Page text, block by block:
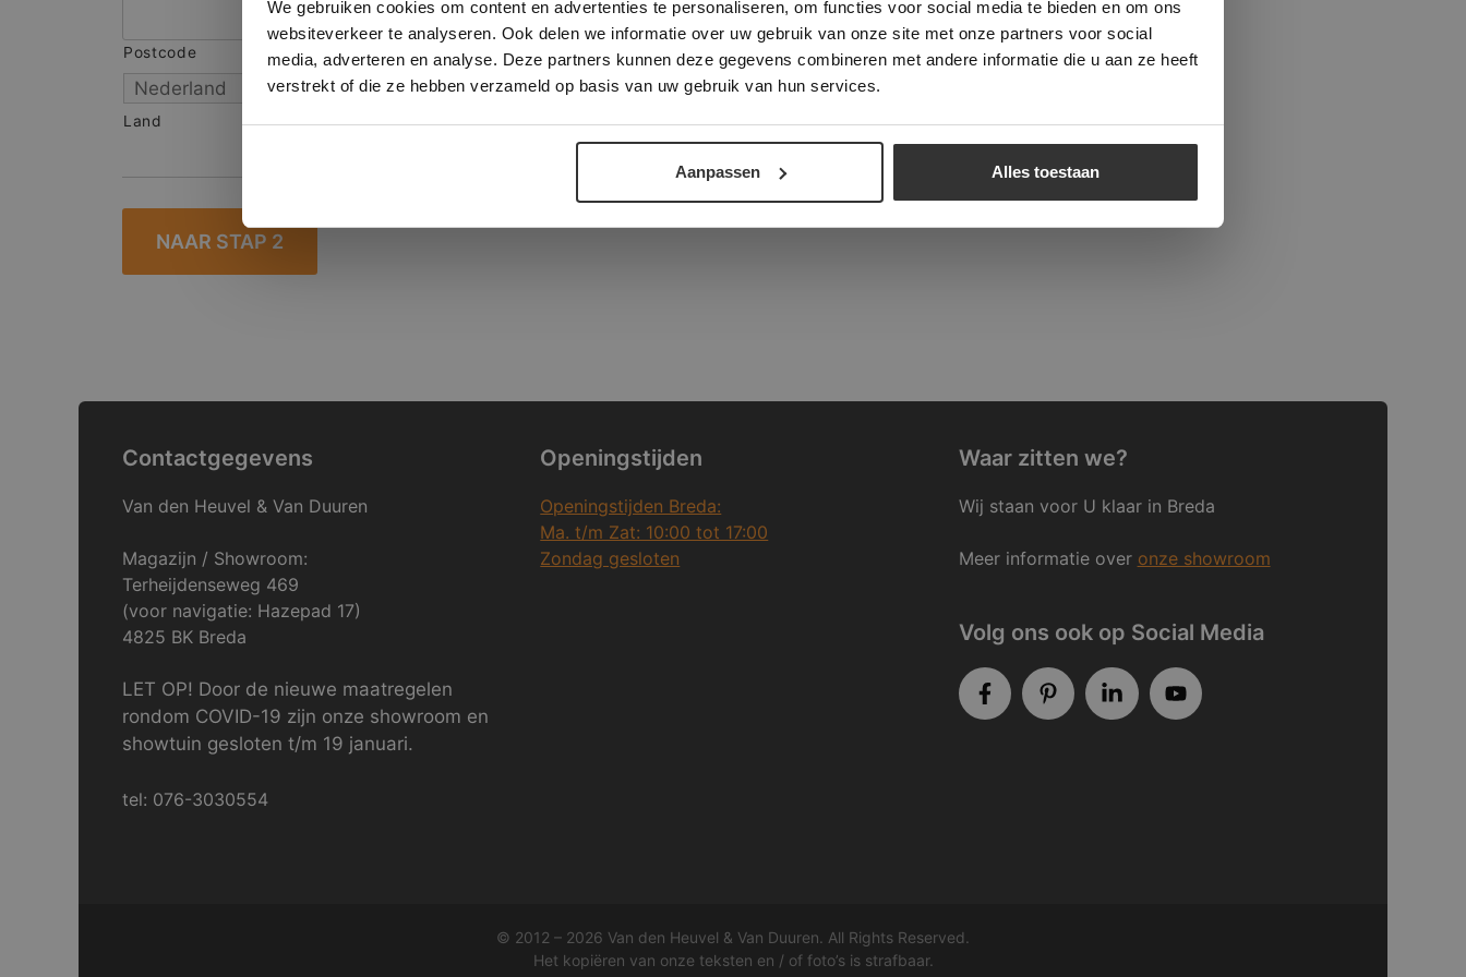
We gebruiken cookies om content en advertenties te personaliseren, om functies voor social media te bieden en om ons
websiteverkeer te analyseren. Ook delen we informatie over uw gebruik van onze site met onze partners voor social
media, adverteren en analyse. Deze partners kunnen deze gegevens combineren met andere informatie die u aan ze heeft
verstrekt of die ze hebben verzameld op basis van uw gebruik van hun services.
Aanpassen Alles toestaan
Postcode Stad
Land
Contactgegevens
Van den Heuvel & Van Duuren
Magazijn / Showroom:
Terheijdenseweg 469
(voor navigatie: Hazepad 17)
4825 BK Breda
LET OP! Door de nieuwe maatregelen
rondom COVID-19 zijn onze showroom en
showtuin gesloten t/m 19 januari.
tel: 076-3030554
Openingstijden
Openingstijden Breda:
Ma. t/m Zat: 10:00 tot 17:00
Zondag gesloten
Waar zitten we?
Wij staan voor U klaar in Breda
Meer informatie over onze showroom
Volg ons ook op Social Media
© 2012 – 2026 Van den Heuvel & Van Duuren. All Rights Reserved.
Het kopiëren van onze teksten en / of foto’s is strafbaar.
verder
ALLES ACCEPTEREN ALLES AFWIJZEN